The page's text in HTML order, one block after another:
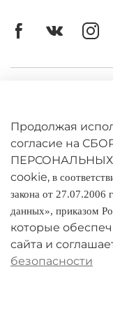
указывающая
и это
со временем.
Купить
человека,
Интернет-
необходимо
позвонить по
Эксклюзивное
кожи
украшенном
Политика
Оплата и
Условия обмена
Реквизиты
О компании
Продолжая
согласие на
ПЕРСОНАЛЬНЫХ
cookie, в
закона от
данных», приказом
которые
сайта и
безопасности